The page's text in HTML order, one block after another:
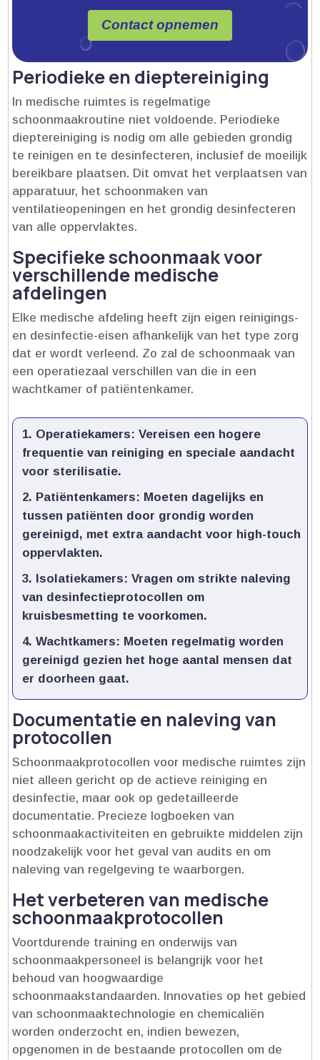
Contact opnemen
Periodieke en dieptereiniging
In medische ruimtes is regelmatige
schoonmaakroutine niet voldoende.​ Periodieke
dieptereiniging is nodig om alle gebieden grondig
te reinigen en te desinfecteren, inclusief de moeilijk
bereikbare plaatsen.​ Dit omvat het verplaatsen van
apparatuur, het schoonmaken van
ventilatieopeningen en het grondig desinfecteren
van alle oppervlaktes.​
Specifieke schoonmaak voor
verschillende medische
afdelingen
Elke medische afdeling heeft zijn eigen reinigings-
en desinfectie-eisen afhankelijk van het type zorg
dat er wordt verleend.​ Zo zal de schoonmaak van
een operatiezaal verschillen van die in een
wachtkamer of patiëntenkamer.​
Operatiekamers: Vereisen een hogere
frequentie van reiniging en speciale aandacht
voor sterilisatie.​
Patiëntenkamers: Moeten dagelijks en
tussen patiënten door grondig worden
gereinigd, met extra aandacht voor high-touch
oppervlakten.​
Isolatiekamers: Vragen om strikte naleving
van desinfectieprotocollen om
kruisbesmetting te voorkomen.​
Wachtkamers: Moeten regelmatig worden
gereinigd gezien het hoge aantal mensen dat
er doorheen gaat.​
Documentatie en naleving van
protocollen
Schoonmaakprotocollen voor medische ruimtes zijn
niet alleen gericht op de actieve reiniging en
desinfectie, maar ook op gedetailleerde
documentatie.​ Precieze logboeken van
schoonmaakactiviteiten en gebruikte middelen zijn
noodzakelijk voor het geval van audits en om
naleving van regelgeving te waarborgen.​
Het verbeteren van medische
schoonmaakprotocollen
Voortdurende training en onderwijs van
schoonmaakpersoneel is belangrijk voor het
behoud van hoogwaardige
schoonmaakstandaarden.​ Innovaties op het gebied
van schoonmaaktechnologie en chemicaliën
worden onderzocht en, indien bewezen,
opgenomen in de bestaande protocollen om de